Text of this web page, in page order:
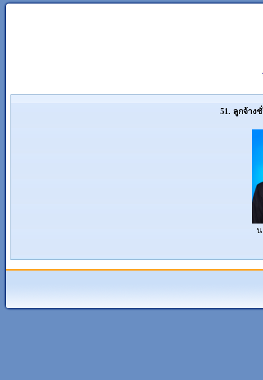
51. ลูกจ้าง
น